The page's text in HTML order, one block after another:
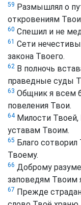
59 Размышлял о
откровениям
60 Спешил и не
61 Сети
закона Твоего.
62 В полночь
праведные суды
63 Общник я всем
повеления Твои.
64Милости Твоей,
уставам Твоим.
65 Благо
Твоему.
66 Доброму
заповедям Твоим
67 Прежде